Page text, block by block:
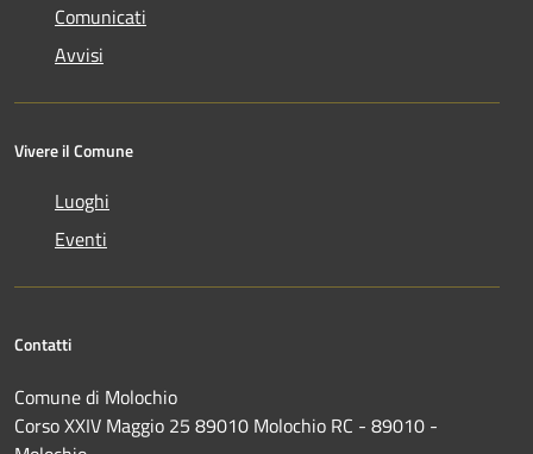
Comunicati
Avvisi
Vivere il Comune
Luoghi
Eventi
Contatti
Comune di Molochio
Corso XXIV Maggio 25 89010 Molochio RC - 89010 -